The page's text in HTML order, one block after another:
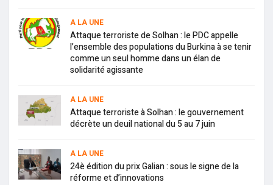
A LA UNE
Attaque terroriste de Solhan : le PDC appelle
l’ensemble des populations du Burkina à se tenir
comme un seul homme dans un élan de
solidarité agissante
A LA UNE
Attaque terroriste à Solhan : le gouvernement
décrète un deuil national du 5 au 7 juin
A LA UNE
24è édition du prix Galian : sous le signe de la
réforme et d’innovations